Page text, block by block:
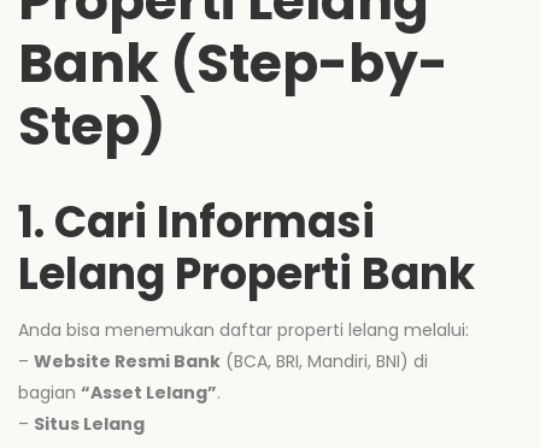
Bank (Step-by-
Step)
1. Cari Informasi
Lelang Properti Bank
Anda bisa menemukan daftar properti lelang melalui:
– Website Resmi Bank (BCA, BRI, Mandiri, BNI) di
bagian “Asset Lelang”.
– Situs Lelang